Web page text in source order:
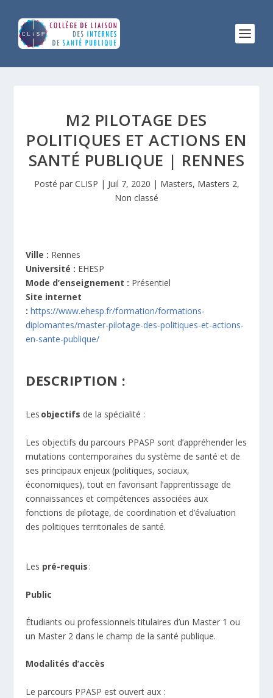
M2 PILOTAGE DES
POLITIQUES ET ACTIONS EN
SANTÉ PUBLIQUE | RENNES
Posté par CLISP | Juil 7, 2020 | Masters, Masters 2,
Non classé
Ville : Rennes
Université : EHESP
Mode d’enseignement : Présentiel
Site internet
: https://www.ehesp.fr/formation/formations-
diplomantes/master-pilotage-des-politiques-et-actions-
en-sante-publique/
DESCRIPTION :
Les objectifs de la spécialité :
Les objectifs du parcours PPASP sont d’appréhender les
mutations contemporaines du système de santé et de
ses principaux enjeux (politiques, sociaux,
économiques), tout en favorisant l’apprentissage de
connaissances et compétences associées aux
fonctions de pilotage, de coordination et d’évaluation
des politiques territoriales de santé.
Les pré-requis :
Public
Étudiants ou professionnels titulaires d’un Master 1 ou
un Master 2 dans le champ de la santé publique.
Modalités d’accès
Le parcours PPASP est ouvert aux :